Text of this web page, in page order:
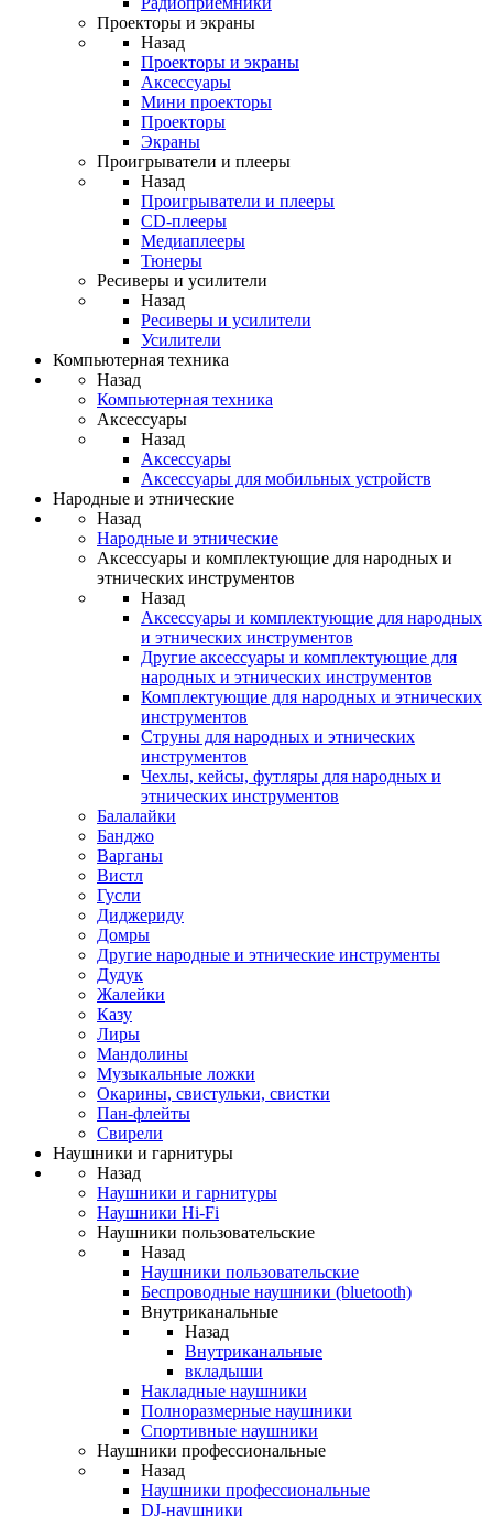
Проекторы и экраны
Назад
Проекторы и экраны
Аксессуары
Мини проекторы
Проекторы
Экраны
Проигрыватели и плееры
Назад
Проигрыватели и плееры
CD-плееры
Медиаплееры
Тюнеры
Ресиверы и усилители
Назад
Ресиверы и усилители
Усилители
Компьютерная техника
Назад
Компьютерная техника
Аксессуары
Назад
Аксессуары
Аксессуары для мобильных устройств
Народные и этнические
Назад
Народные и этнические
Аксессуары и комплектующие для народных и
этнических инструментов
Назад
Аксессуары и комплектующие для народных
и этнических инструментов
Другие аксессуары и комплектующие для
народных и этнических инструментов
Комплектующие для народных и этнических
инструментов
Струны для народных и этнических
инструментов
Чехлы, кейсы, футляры для народных и
этнических инструментов
Балалайки
Банджо
Варганы
Вистл
Гусли
Диджериду
Домры
Другие народные и этнические инструменты
Дудук
Жалейки
Казу
Лиры
Мандолины
Музыкальные ложки
Окарины, свистульки, свистки
Пан-флейты
Свирели
Наушники и гарнитуры
Назад
Наушники и гарнитуры
Наушники Hi-Fi
Наушники пользовательские
Назад
Наушники пользовательские
Беспроводные наушники (bluetooth)
Внутриканальные
Назад
Внутриканальные
вкладыши
Накладные наушники
Полноразмерные наушники
Спортивные наушники
Наушники профессиональные
Назад
Наушники профессиональные
DJ-наушники